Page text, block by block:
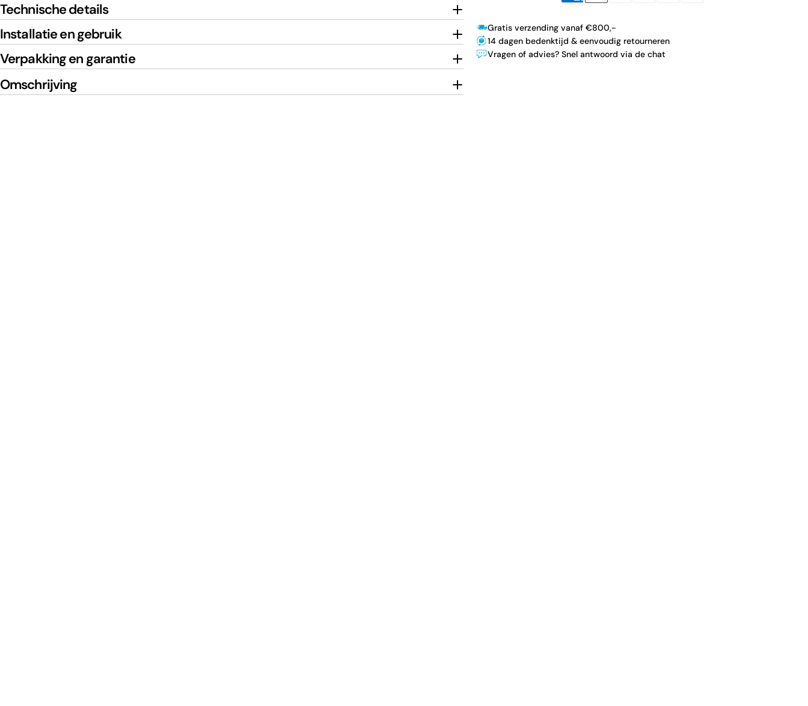
Technische details
Installatie en gebruik
Verpakking en garantie
Omschrijving
Gratis verzending vanaf €800,-
14 dagen bedenktijd & eenvoudig retourneren
Vragen of advies? Snel antwoord via de chat